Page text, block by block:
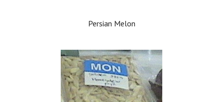
Persian Melon